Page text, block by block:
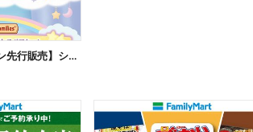
【ファミマオンライン先行販売】シルバニアファミリー